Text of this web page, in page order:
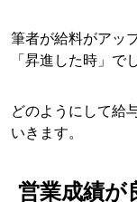
筆者が給料がアッ
「昇進した時」で
どのようにして給
いきます。
営業成績が